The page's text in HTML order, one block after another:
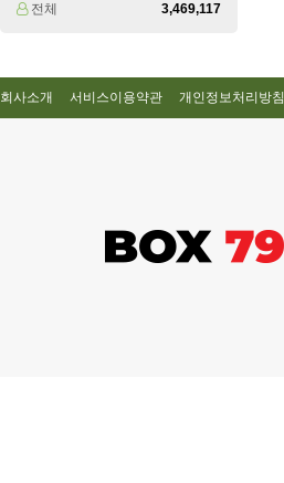
전체
3,469,117
회사소개 서비스이용약관 개인정보처리방침